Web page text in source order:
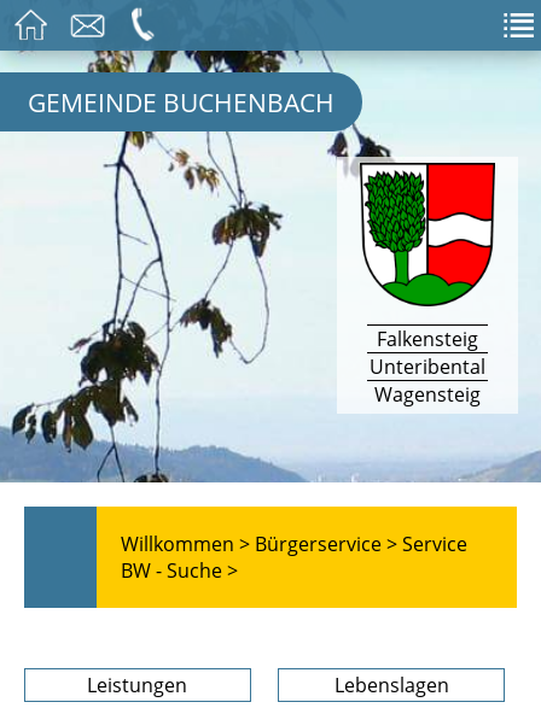
GEMEINDE BUCHENBACH
Falkensteig
Unteribental
Wagensteig
Willkommen > Bürgerservice >Service
BW - Suche >
Leistungen
Lebenslagen